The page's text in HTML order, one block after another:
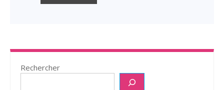
Rechercher